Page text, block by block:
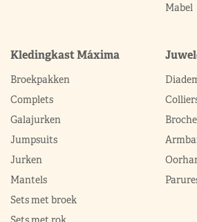
Mabel
Kledingkast Máxima
Broekpakken
Complets
Galajurken
Jumpsuits
Jurken
Mantels
Sets met broek